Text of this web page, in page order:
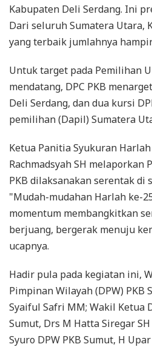
Kabupaten Deli Serdang. Ini
Dari seluruh Sumatera Utara,
yang terbaik jumlahnya
Untuk target pada Pemilihan
mendatang, DPC PKB
Deli Serdang, dan dua kursi
pemilihan (Dapil) Sumatera
Ketua Panitia Syukuran Harlah
Rachmadsyah SH melaporkan
PKB dilaksanakan serentak di
"Mudah-mudahan Harlah ke-
momentum membangkitkan
berjuang, bergerak menuju
ucapnya.
Hadir pula pada kegiatan ini,
Pimpinan Wilayah (DPW) PKB
Syaiful Safri MM; Wakil Ketua
Sumut, Drs M Hatta Siregar
Syuro DPW PKB Sumut, H